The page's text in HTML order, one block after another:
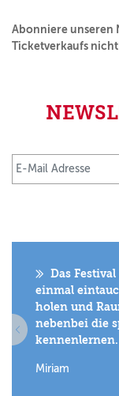
Abonniere unseren
Ticketverkaufs nicht
Das
einmal
holen und
nebenbei die
kennenlernen.
Miriam